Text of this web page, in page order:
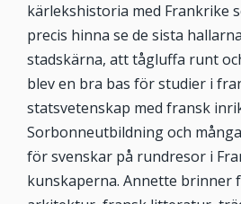
kärlekshistoria med Frankrike
precis hinna se de sista
stadskärna, att tågluffa runt
blev en bra bas för studier i
statsvetenskap med fransk
Sorbonneutbildning och
för svenskar på rundresor i
kunskaperna. Annette brinner